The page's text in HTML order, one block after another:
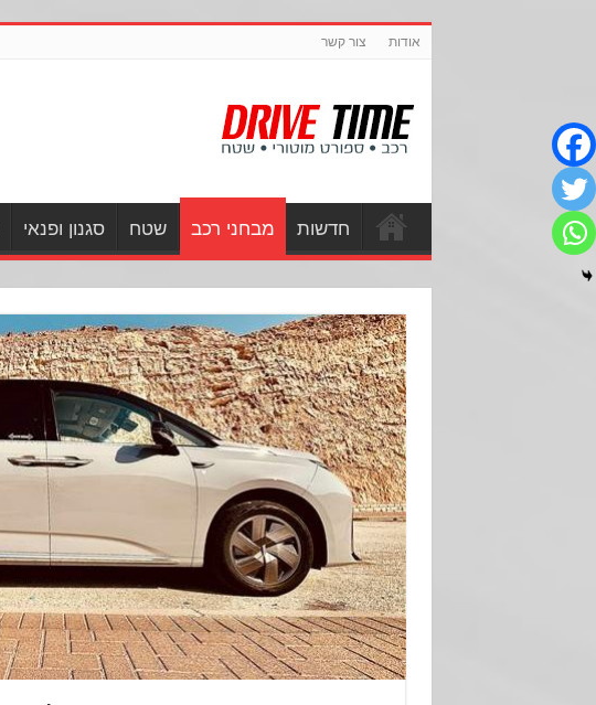
אודות צור קשר
חדשות מבחני רכב שטח סגנון ופנאי